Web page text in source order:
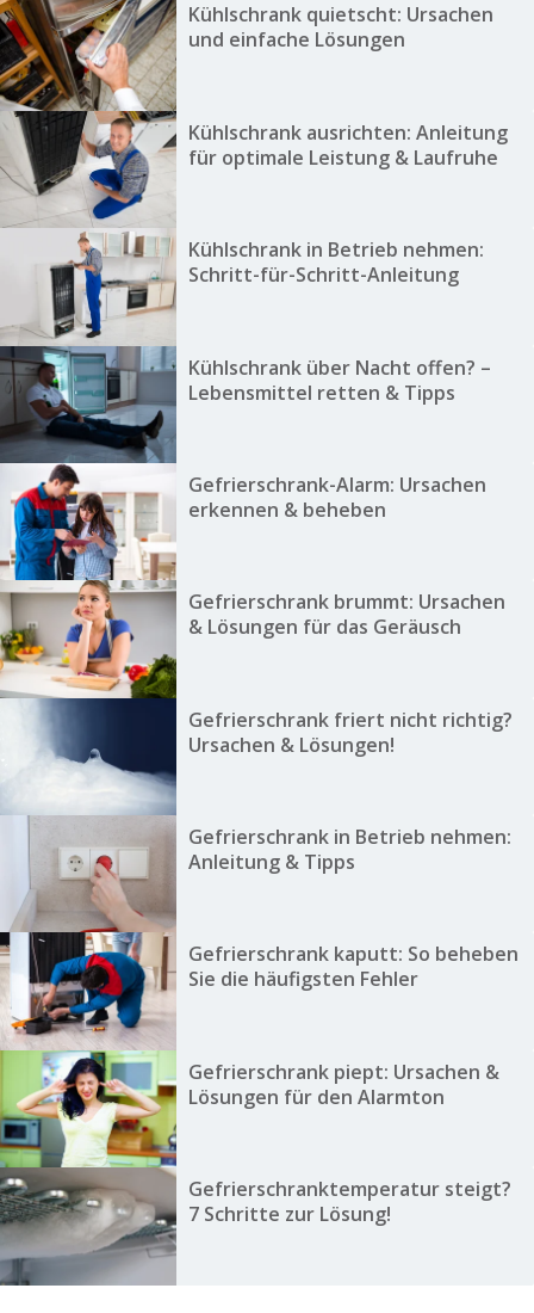
Kühlschrank quietscht: Ursachen
und einfache Lösungen
Kühlschrank ausrichten: Anleitung
für optimale Leistung & Laufruhe
Kühlschrank in Betrieb nehmen:
Schritt-für-Schritt-Anleitung
Kühlschrank über Nacht offen? –
Lebensmittel retten & Tipps
Gefrierschrank-Alarm: Ursachen
erkennen & beheben
Gefrierschrank brummt: Ursachen
& Lösungen für das Geräusch
Gefrierschrank friert nicht richtig?
Ursachen & Lösungen!
Gefrierschrank in Betrieb nehmen:
Anleitung & Tipps
Gefrierschrank kaputt: So beheben
Sie die häufigsten Fehler
Gefrierschrank piept: Ursachen &
Lösungen für den Alarmton
Gefrierschranktemperatur steigt?
7 Schritte zur Lösung!